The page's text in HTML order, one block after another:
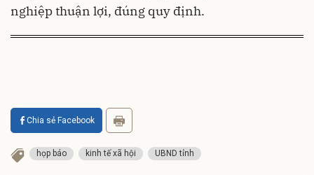
nghiệp thuận lợi, đúng quy định.
Chia sẻ Facebook
họp báo kinh tế xã hội UBND tỉnh